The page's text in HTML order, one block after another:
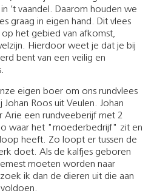
’t vaandel. Daarom houden we
graag in eigen hand. Dit vlees
het gebied van afkomst,
Hierdoor weet je dat je bij
bent van een veilig en
eigen boer om ons rundvlees
Roos uit Veulen. Johan
Arie een rundveeberijf met 2
waar het "moederbedrijf" zit en
heeft. Zo loopt er tussen de
doet. Als de kalfjes geboren
moeten worden naar
ik dan de dieren uit die aan